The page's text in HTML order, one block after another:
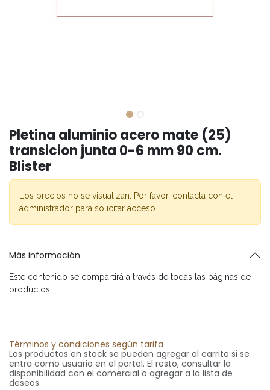
Pletina aluminio acero mate (25)
transicion junta 0-6 mm 90 cm.
Blister
Los precios no se visualizan. Por favor, contacta con el
administrador para solicitar acceso.
Más información
Este contenido se compartirá a través de todas las páginas de
productos.
Términos y condiciones según tarifa
Los productos en stock se pueden agregar al carrito si se
entra como usuario en el portal. El resto, consultar la
disponibilidad con el comercial o agregar a la lista de
deseos.